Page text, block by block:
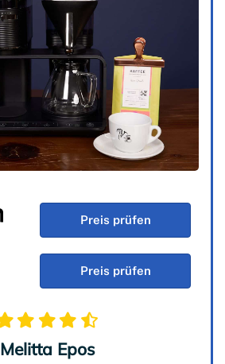
Melitta Epos
Preis prüfen
Preis prüfen